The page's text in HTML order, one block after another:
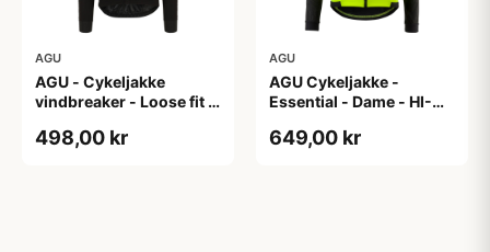
AGU
AGU - Cykeljakke
vindbreaker - Loose fit -
498,00 kr
AGU
AGU Cykeljakke -
Essential - Dame - HI-
649,00 kr